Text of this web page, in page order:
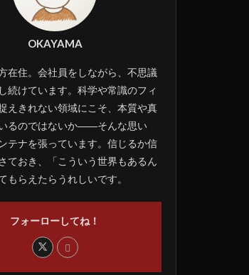
OKAYAMA
在住。会社員をしながら、不思議
続けています。科学や常識のフィ
えきれない領域にこそ、本質や真
るのではないか――そんな思い
テナを張っています。信じるか信
ておき、「こういう世界もあるん
もらえたらうれしいです。
フォーローしてね！